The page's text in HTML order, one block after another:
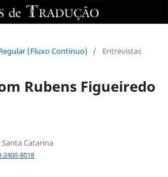
(Fluxo Contínuo)
/ Entrevistas
Rubens Figueiredo
Catarina
8018